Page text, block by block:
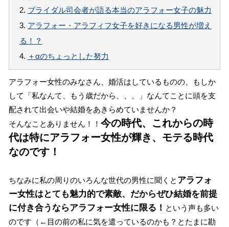
2. ブライダル司会者が語る本当のアラフォー女子の魅力
3. アラフォー・アラフィフ女子を好きになる男性が増え
る！？
4. ＋αのちょっとした努力
アラフォー女性のみなさん、婚活はしているものの、もしか
して「私なんて、もう歳だから、、、」なんてことに頭を支
配されて出会いや結婚をあきらめていませんか？
そんなことありません！！ 今の時代、これからの時
代は特にアラフォー女性が輝き、モテる時代
なのです！
ちなみに私の周りのいろんな世代の男性に聞くと アラフォ
ー女性はとても魅力的で素敵、だからぜひ結婚を前提
に付き合うならアラフォー女性に限る！ という声も多い
のです（←目の前の私に気を遣っているのかも？とたまに勘